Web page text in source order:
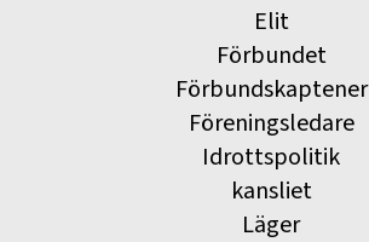
Elit
Förbundet
Förbundskaptener
Föreningsledare
Idrottspolitik
kansliet
Läger